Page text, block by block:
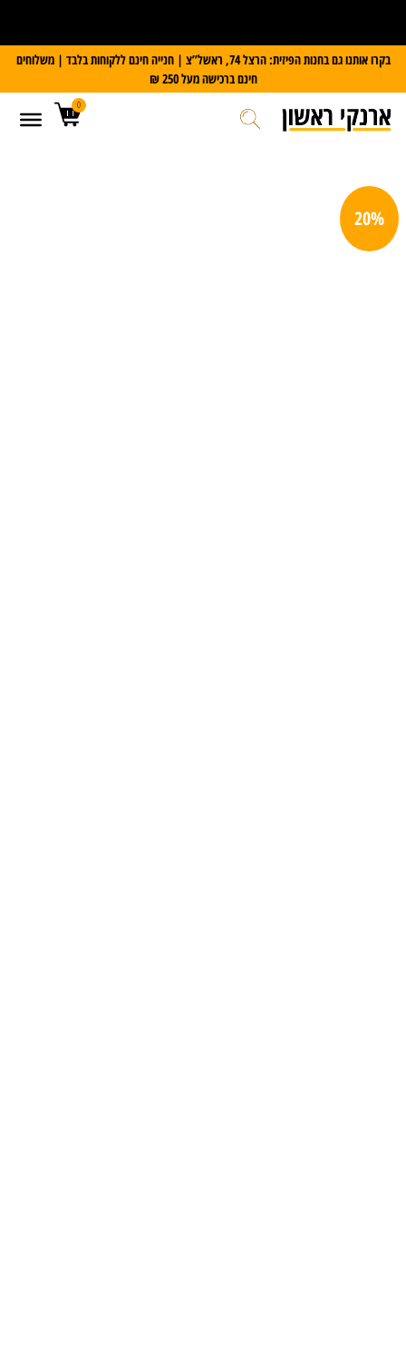
על כל מזוודת Slazenger קבלו משקל דיגיטלי במתנה
בקרו אותנו גם בחנות הפיזית: הרצל 74, ראשל”צ | חנייה חינם ללקוחות בלבד | משלוחים
חינם ברכישה מעל 250 ₪
0
20%